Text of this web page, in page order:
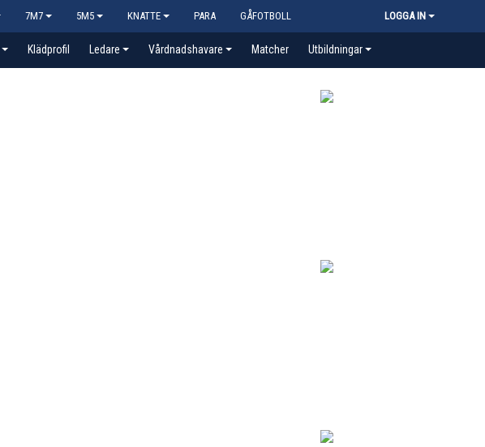
7M7 5M5 KNATTE PARA GÅFOTBOLL LOGGA IN
Klädprofil Ledare Vårdnadshavare Matcher Utbildningar